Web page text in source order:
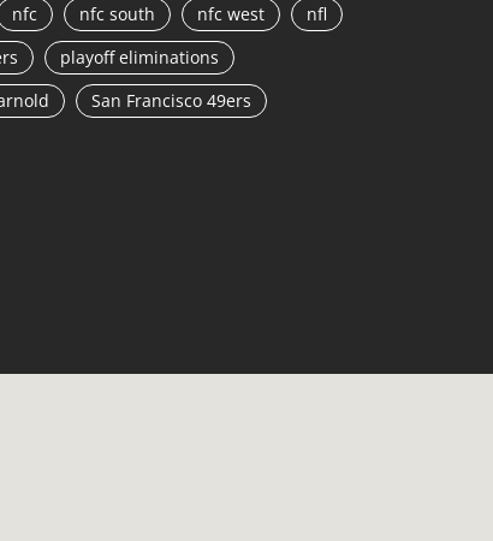
nfc nfc south nfc west
nfl
playoff eliminations
San Francisco 49ers